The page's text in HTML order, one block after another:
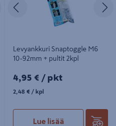
SeuraavaEdellinen
Levyankkuri Snaptoggle M6
10-92mm + pultit 2kpl
4,95€/pkt
4,95 € / pkt
2,48€/kpl
2,48 € / kpl
Lue lisää